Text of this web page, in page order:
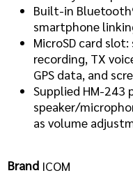
Built-in
smartphone
MicroSD card
recording, TX
GPS data, and
Supplied HM-243
speaker/
as volume
Brand ICOM